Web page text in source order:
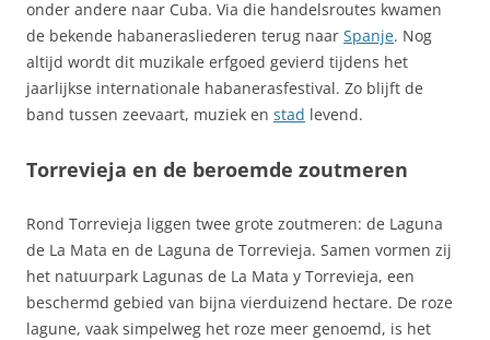
onder andere naar Cuba. Via die handelsroutes kwamen
de bekende habanerasliederen terug naar Spanje. Nog
altijd wordt dit muzikale erfgoed gevierd tijdens het
jaarlijkse internationale habanerasfestival. Zo blijft de
band tussen zeevaart, muziek en stad levend.
Torrevieja en de beroemde zoutmeren
Rond Torrevieja liggen twee grote zoutmeren: de Laguna
de La Mata en de Laguna de Torrevieja. Samen vormen zij
het natuurpark Lagunas de La Mata y Torrevieja, een
beschermd gebied van bijna vierduizend hectare. De roze
lagune, vaak simpelweg het roze meer genoemd, is het